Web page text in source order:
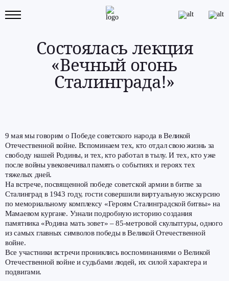
Состоялась лекция
«Вечный огонь
Сталинграда!»
9 мая мы говорим о Победе советского народа в Великой
Отечественной войне. Вспоминаем тех, кто отдал свою жизнь за
свободу нашей Родины, и тех, кто работал в тылу. И тех, кто уже
после войны увековечивал память о событиях и героях тех
тяжелых дней.
На встрече, посвященной победе советской армии в битве за
Сталинград в 1943 году, гости совершили виртуальную экскурсию
по мемориальному комплексу «Героям Сталинградской битвы» на
Мамаевом кургане. Узнали подробную историю создания
памятника «Родина мать зовет» – 85-метровой скульптуры, одного
из самых главных символов победы в Великой Отечественной
войне.
Все участники встречи прониклись воспоминаниями о Великой
Отечественной войне и судьбами людей, их силой характера и
подвигами.